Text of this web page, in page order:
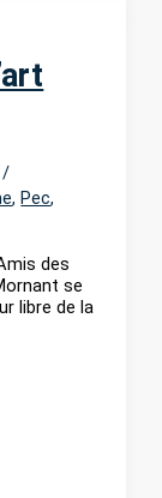
/
,Pec,
des
se
libre de la